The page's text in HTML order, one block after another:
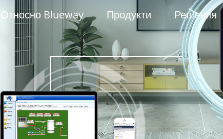
Относно Blueway Продукти Решения